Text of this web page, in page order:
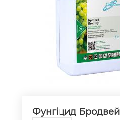
Фунгіцид Бродвей